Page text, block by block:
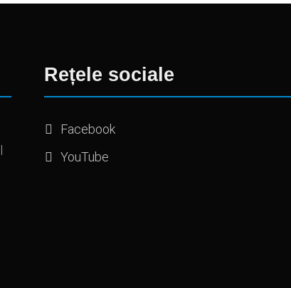
Rețele sociale
Facebook
YouTube